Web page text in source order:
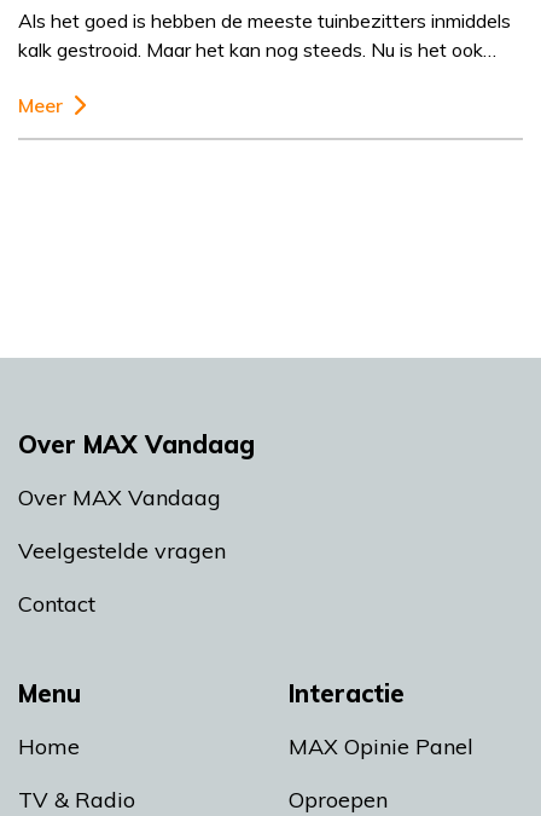
Als het goed is hebben de meeste tuinbezitters inmiddels
kalk gestrooid. Maar het kan nog steeds. Nu is het ook…
Meer
Menu
Home
TV & Radio
Interactie
MAX Opinie Panel
Oproepen
Over MAX Vandaag
Over MAX Vandaag
Veelgestelde vragen
Contact